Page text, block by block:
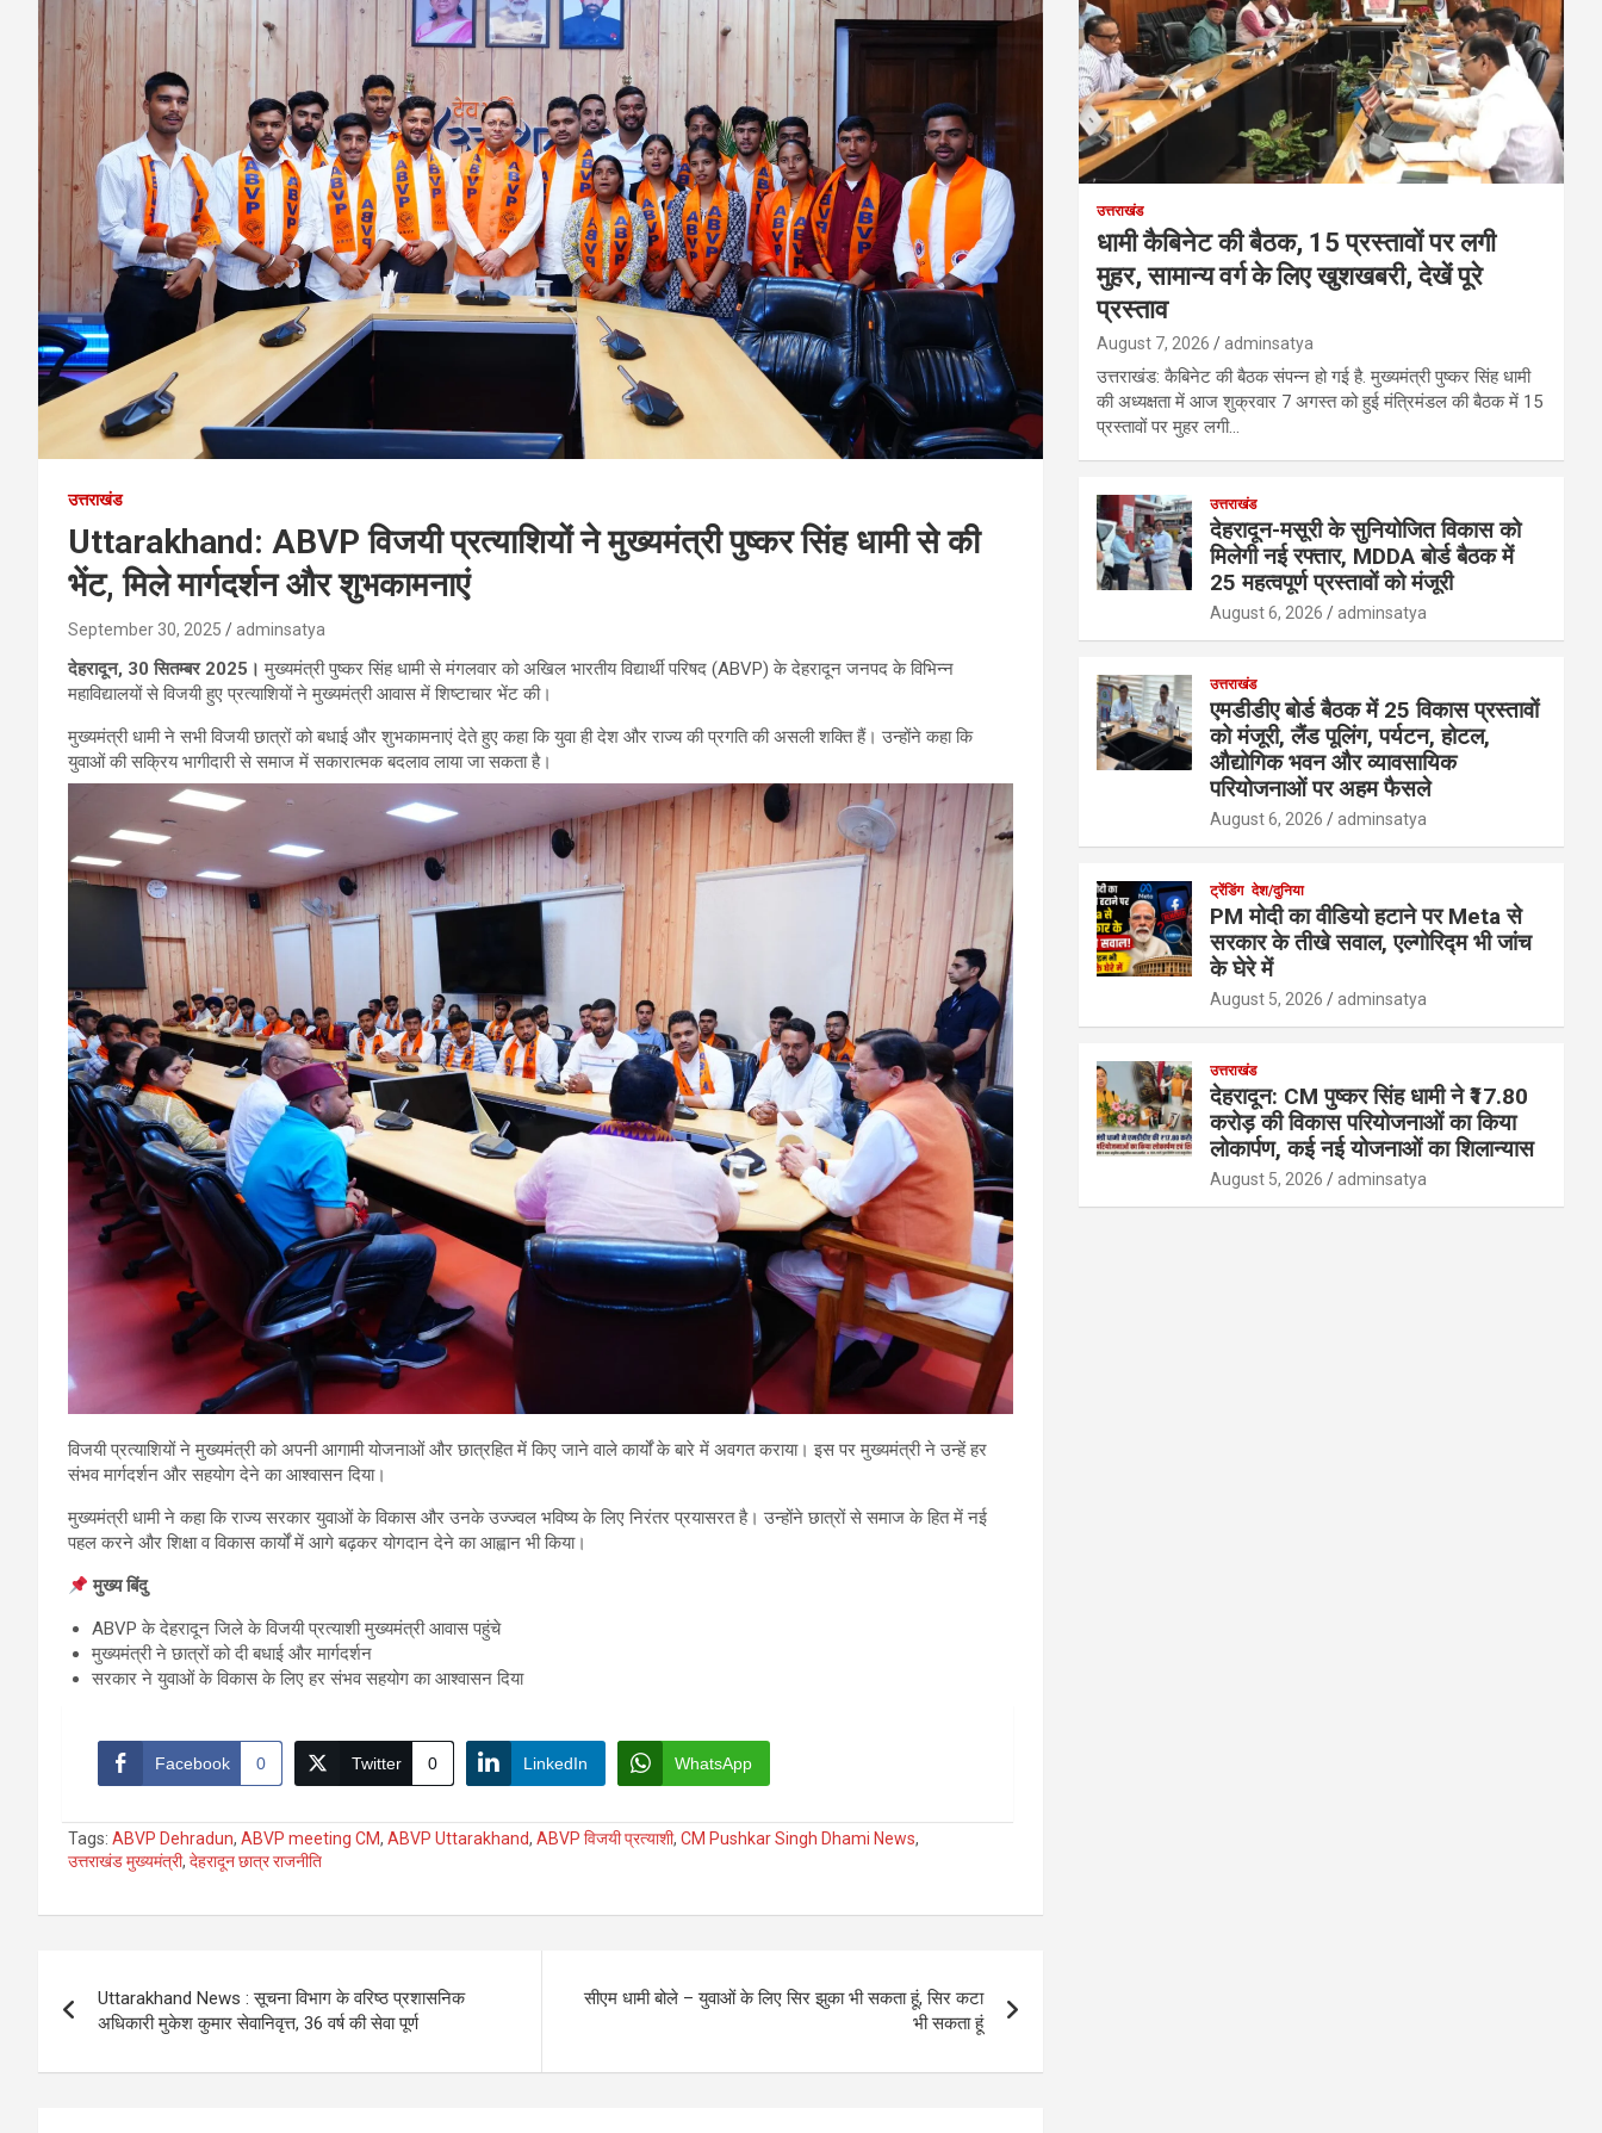
उत्तराखंड
Uttarakhand: ABVP विजयी प्रत्याशियों ने मुख्यमंत्री पुष्कर सिंह धामी से की
भेंट, मिले मार्गदर्शन और शुभकामनाएं
September 30, 2025 adminsatya
देहरादून, 30 सितम्बर 2025। मुख्यमंत्री पुष्कर सिंह धामी से मंगलवार को अखिल भारतीय विद्यार्थी परिषद (ABVP) के देहरादून जनपद के विभिन्न
महाविद्यालयों से विजयी हुए प्रत्याशियों ने मुख्यमंत्री आवास में शिष्टाचार भेंट की।
मुख्यमंत्री धामी ने सभी विजयी छात्रों को बधाई और शुभकामनाएं देते हुए कहा कि युवा ही देश और राज्य की प्रगति की असली शक्ति हैं। उन्होंने कहा कि
युवाओं की सक्रिय भागीदारी से समाज में सकारात्मक बदलाव लाया जा सकता है।
विजयी प्रत्याशियों ने मुख्यमंत्री को अपनी आगामी योजनाओं और छात्रहित में किए जाने वाले कार्यों के बारे में अवगत कराया। इस पर मुख्यमंत्री ने उन्हें हर
संभव मार्गदर्शन और सहयोग देने का आश्वासन दिया।
मुख्यमंत्री धामी ने कहा कि राज्य सरकार युवाओं के विकास और उनके उज्ज्वल भविष्य के लिए निरंतर प्रयासरत है। उन्होंने छात्रों से समाज के हित में नई
पहल करने और शिक्षा व विकास कार्यों में आगे बढ़कर योगदान देने का आह्वान भी किया।
मुख्य बिंदु
ABVP के देहरादून जिले के विजयी प्रत्याशी मुख्यमंत्री आवास पहुंचे
मुख्यमंत्री ने छात्रों को दी बधाई और मार्गदर्शन
सरकार ने युवाओं के विकास के लिए हर संभव सहयोग का आश्वासन दिया
Facebook 0 Twitter 0 LinkedIn WhatsApp
Tags: ABVP Dehradun, ABVP meeting CM, ABVP Uttarakhand, ABVP विजयी प्रत्याशी, CM Pushkar Singh Dhami News,
उत्तराखंड मुख्यमंत्री, देहरादून छात्र राजनीति
navigation
Uttarakhand News : सूचना विभाग के वरिष्ठ प्रशासनिक
अधिकारी मुकेश कुमार सेवानिवृत्त, 36 वर्ष की सेवा पूर्ण
सीएम धामी बोले – युवाओं के लिए सिर झुका भी सकता हूं, सिर कटा
भी सकता हूं
उत्तराखंड
धामी कैबिनेट की बैठक, 15 प्रस्तावों पर लगी
मुहर, सामान्य वर्ग के लिए खुशखबरी, देखें पूरे
प्रस्ताव
August 7, 2026 adminsatya
उत्तराखंड: कैबिनेट की बैठक संपन्न हो गई है. मुख्यमंत्री पुष्कर सिंह धामी
की अध्यक्षता में आज शुक्रवार 7 अगस्त को हुई मंत्रिमंडल की बैठक में 15
प्रस्तावों पर मुहर लगी…
उत्तराखंड
देहरादून-मसूरी के सुनियोजित विकास को
मिलेगी नई रफ्तार, MDDA बोर्ड बैठक में
25 महत्वपूर्ण प्रस्तावों को मंजूरी
August 6, 2026 adminsatya
उत्तराखंड
एमडीडीए बोर्ड बैठक में 25 विकास प्रस्तावों
को मंजूरी, लैंड पूलिंग, पर्यटन, होटल,
औद्योगिक भवन और व्यावसायिक
परियोजनाओं पर अहम फैसले
August 6, 2026 adminsatya
ट्रेंडिंग देश/दुनिया
PM मोदी का वीडियो हटाने पर Meta से
सरकार के तीखे सवाल, एल्गोरिद्म भी जांच
के घेरे में
August 5, 2026 adminsatya
उत्तराखंड
देहरादून: CM पुष्कर सिंह धामी ने ₹17.80
करोड़ की विकास परियोजनाओं का किया
लोकार्पण, कई नई योजनाओं का शिलान्यास
August 5, 2026 adminsatya